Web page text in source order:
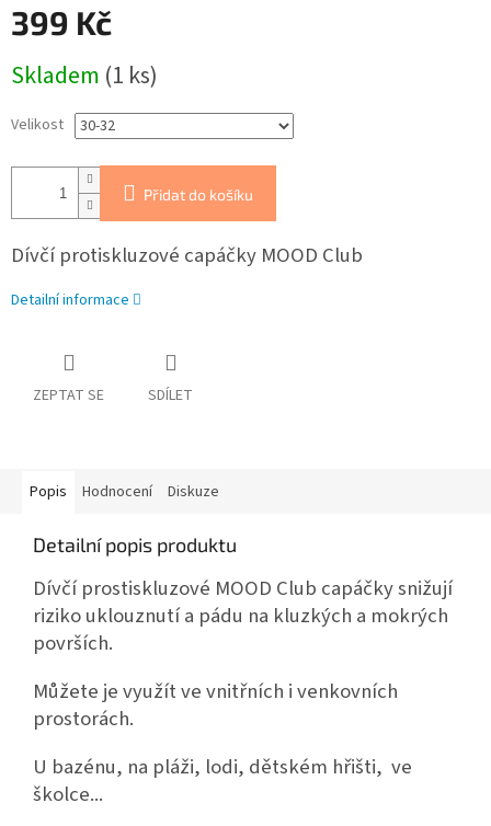
399 Kč
cena:
Skladem (1 ks)
Velikost
Přidat do košíku
Dívčí protiskluzové capáčky MOOD Club
Detailní informace
ZEPTAT SE SDÍLET
Popis Hodnocení Diskuze
Detailní popis produktu
Dívčí prostiskluzové MOOD Club capáčky snižují
riziko uklouznutí a pádu na kluzkých a mokrých
površích.
Můžete je využít ve vnitřních i venkovních
prostorách.
U bazénu, na pláži, lodi, dětském hřišti, ve
školce...